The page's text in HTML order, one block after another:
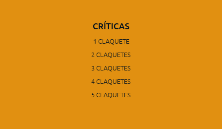
CRÍTICAS
1 CLAQUETE
2 CLAQUETES
3 CLAQUETES
4 CLAQUETES
5 CLAQUETES